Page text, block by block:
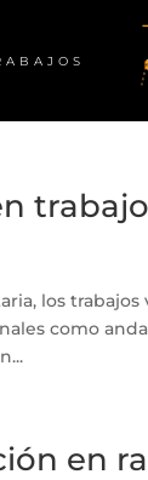
los trabajos
como
en